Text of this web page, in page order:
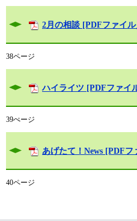
2月の相談 [PDFファイ
38ページ
ハイライツ [PDFファイ
39ぺージ
あげたて！News [PDFフ
40ページ